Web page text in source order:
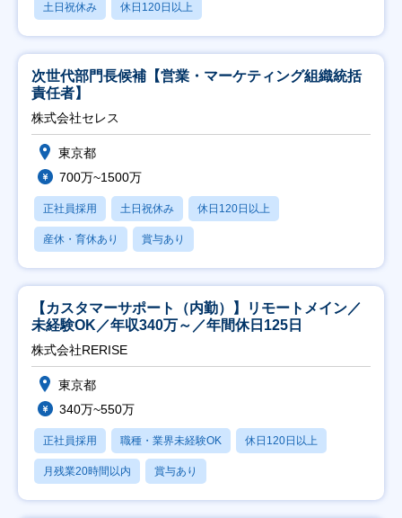
土日祝休み 休日120日以上
次世代部門長候補【営業・マーケティング組織統括
責任者】
株式会社セレス
東京都
700万~1500万
正社員採用 土日祝休み 休日120日以上
産休・育休あり 賞与あり
【カスタマーサポート（内勤）】リモートメイン／
未経験OK／年収340万～／年間休日125日
株式会社RERISE
東京都
340万~550万
正社員採用 職種・業界未経験OK 休日120日以上
月残業20時間以内 賞与あり